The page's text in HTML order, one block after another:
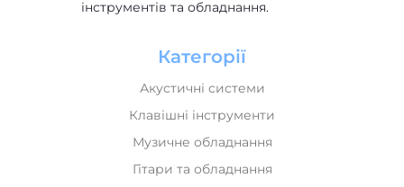
Категорії
Клавішні інструменти
Музичне обладнання
Гітари та обладнання
Ударні інструменти
DJ обладнання